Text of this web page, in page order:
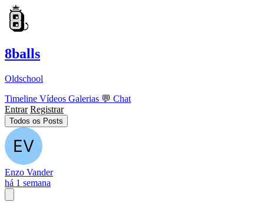
8balls
Oldschool
Timeline Vídeos Galerias 💬 Chat
Entrar Registrar
Todos os Posts
Enzo Vander
há 1 semana